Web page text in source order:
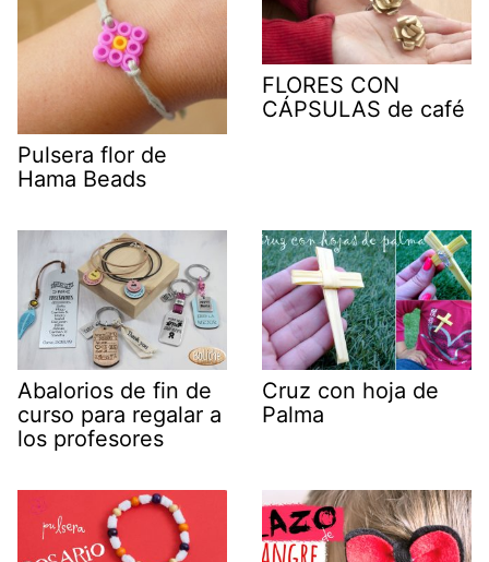
Pulsera flor de
Hama Beads
FLORES CON
CÁPSULAS de café
Abalorios de fin de
curso para regalar a
los profesores
Cruz con hoja de
Palma